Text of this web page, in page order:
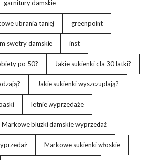
garnitury damskie
ubrania taniej greenpoint
swetry damskie inst
po 50? Jakie sukienki dla 30 latki?
Jakie sukienki wyszczuplają?
letnie wyprzedaże
Markowe bluzki damskie wyprzedaż
Markowe sukienki włoskie